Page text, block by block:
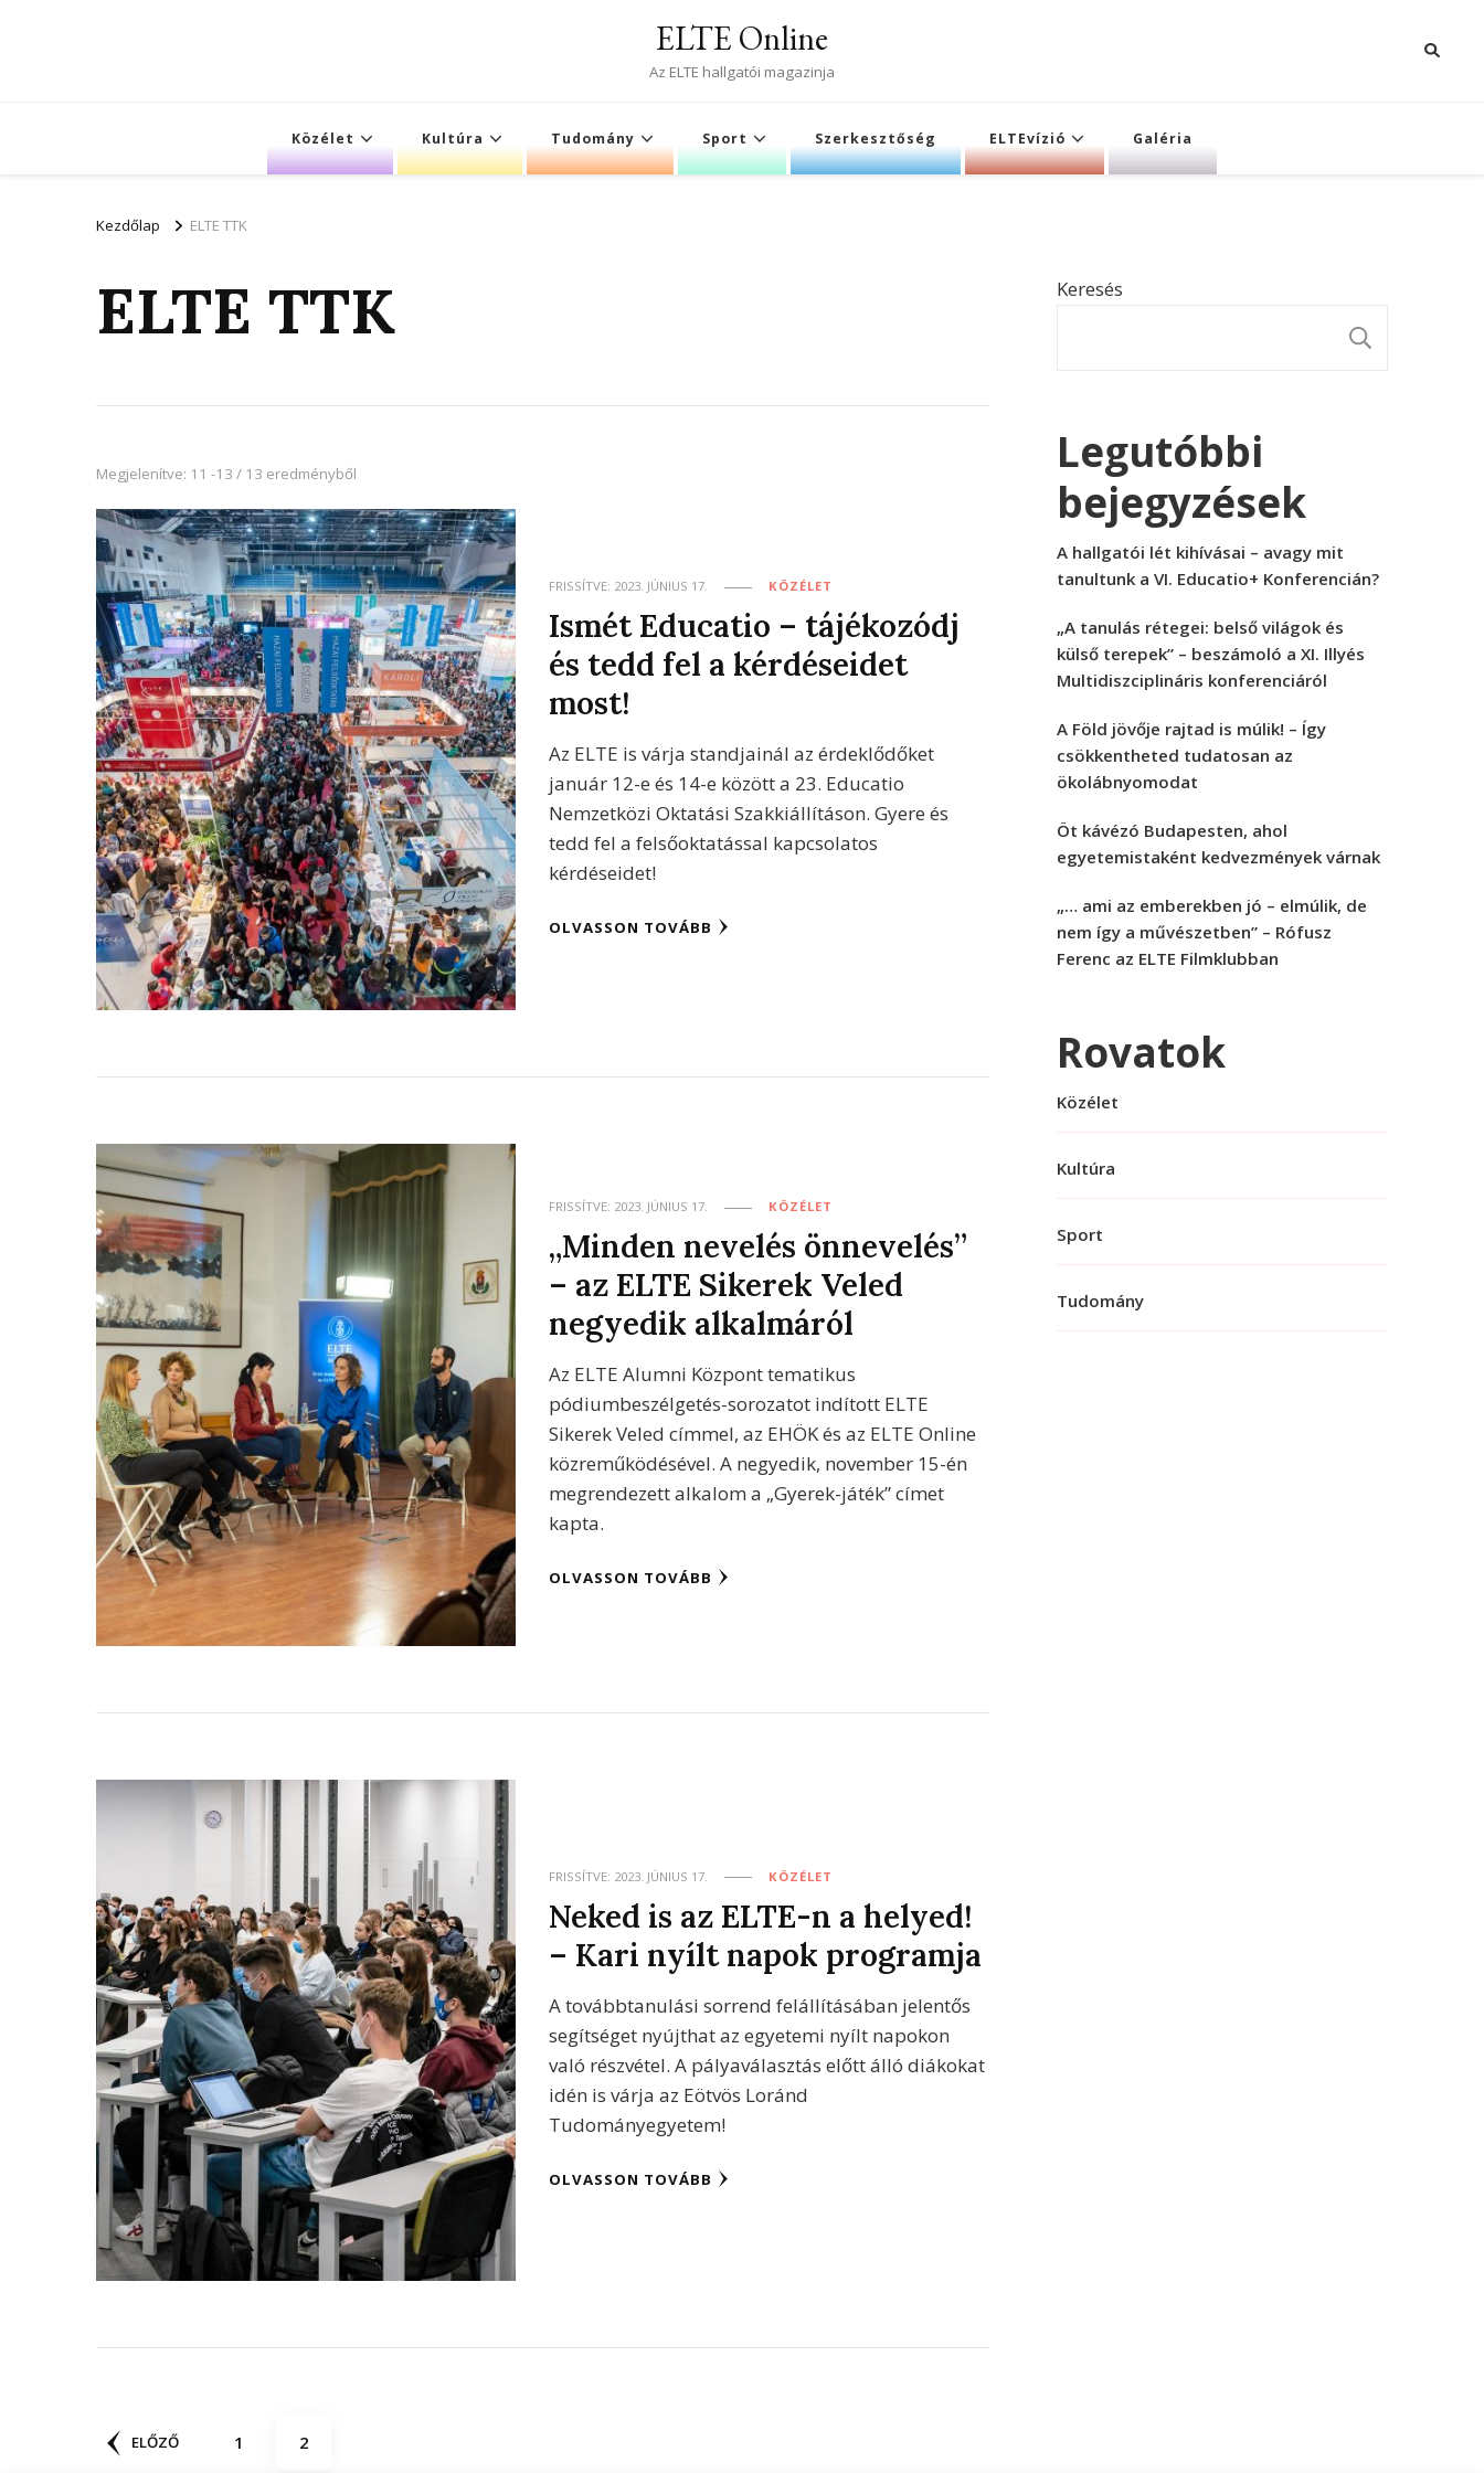
ELTE Online
Az ELTE hallgatói magazinja
Közélet Kultúra Tudomány Sport Szerkesztőség ELTEvízió Galéria
Kezdőlap ELTE TTK
ELTE TTK
Megjelenítve: 11 -13 / 13 eredményből
FRISSÍTVE: 2023. JÚNIUS 17. KÖZÉLET
Ismét Educatio – tájékozódj
és tedd fel a kérdéseidet
most!
Az ELTE is várja standjainál az érdeklődőket
január 12-e és 14-e között a 23. Educatio
Nemzetközi Oktatási Szakkiállításon. Gyere és
tedd fel a felsőoktatással kapcsolatos
kérdéseidet!
OLVASSON TOVÁBB
FRISSÍTVE: 2023. JÚNIUS 17. KÖZÉLET
„Minden nevelés önnevelés”
– az ELTE Sikerek Veled
negyedik alkalmáról
Az ELTE Alumni Központ tematikus
pódiumbeszélgetés-sorozatot indított ELTE
Sikerek Veled címmel, az EHÖK és az ELTE Online
közreműködésével. A negyedik, november 15-én
megrendezett alkalom a „Gyerek-játék” címet
kapta.
OLVASSON TOVÁBB
FRISSÍTVE: 2023. JÚNIUS 17. KÖZÉLET
Neked is az ELTE-n a helyed!
– Kari nyílt napok programja
A továbbtanulási sorrend felállításában jelentős
segítséget nyújthat az egyetemi nyílt napokon
való részvétel. A pályaválasztás előtt álló diákokat
idén is várja az Eötvös Loránd
Tudományegyetem!
OLVASSON TOVÁBB
Bejegyzések
ELŐZŐ OLDAL
1 OLDAL
2
Keresés
Legutóbbi
bejegyzések
A hallgatói lét kihívásai – avagy mit
tanultunk a VI. Educatio+ Konferencián?
„A tanulás rétegei: belső világok és
külső terepek” – beszámoló a XI. Illyés
Multidiszciplináris konferenciáról
A Föld jövője rajtad is múlik! – Így
csökkentheted tudatosan az
ökolábnyomodat
Öt kávézó Budapesten, ahol
egyetemistaként kedvezmények várnak
„… ami az emberekben jó – elmúlik, de
nem így a művészetben” – Rófusz
Ferenc az ELTE Filmklubban
Rovatok
Közélet
Kultúra
Sport
Tudomány